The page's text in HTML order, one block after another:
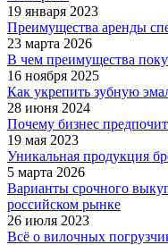
19 января 2023
Преимущества аренды
23 марта 2026
В чем преимущества
16 ноября 2025
Как укрепить зубную
28 июня 2024
Почему бизнес
19 мая 2023
Уникальная продукция
5 марта 2026
Варианты срочного
российском рынке
26 июля 2023
Всё о вилочных